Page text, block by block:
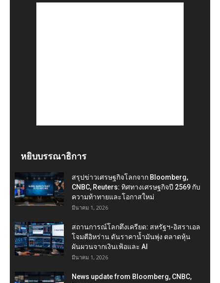
หยิบบรรณาธิการ
สรุปข่าวเศรษฐกิจโลกจาก Bloomberg,
CNBC, Reuters: ทิศทางเศรษฐกิจปี 2569 กับ
ความท้าทายและโอกาสใหม่
มีนาคม 1, 2026
สถานการณ์โลกตึงเครียด: สหรัฐฯ-อิสราเอล
โจมตีอิหร่าน ดันราคาน้ำมันพุ่ง ตลาดหุ้น
ผันผวนจากเงินเฟ้อและ AI
มีนาคม 1, 2026
News update from Bloomberg, CNBC,